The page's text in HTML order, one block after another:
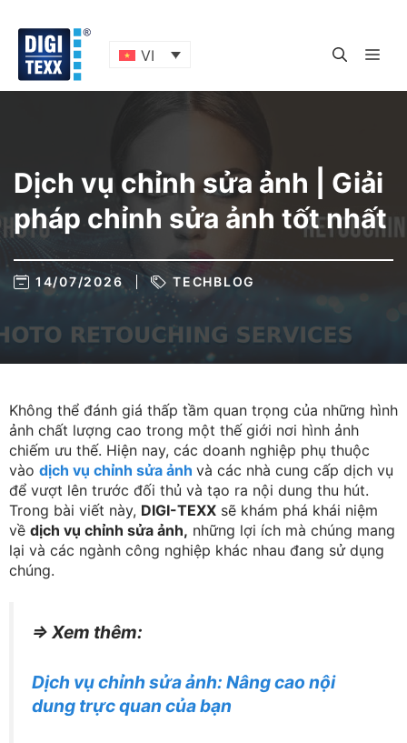
content
VI
Dịch vụ chỉnh sửa ảnh | Giải
pháp chỉnh sửa ảnh tốt nhất
14/07/2026 TECHBLOG
Không thể đánh giá thấp tầm quan trọng của những hình
ảnh chất lượng cao trong một thế giới nơi hình ảnh
chiếm ưu thế. Hiện nay, các doanh nghiệp phụ thuộc
vào dịch vụ chỉnh sửa ảnh và các nhà cung cấp dịch vụ
để vượt lên trước đối thủ và tạo ra nội dung thu hút.
Trong bài viết này, DIGI-TEXX sẽ khám phá khái niệm
về dịch vụ chỉnh sửa ảnh, những lợi ích mà chúng mang
lại và các ngành công nghiệp khác nhau đang sử dụng
chúng.
=> Xem thêm:
Dịch vụ chỉnh sửa ảnh: Nâng cao nội
dung trực quan của bạn